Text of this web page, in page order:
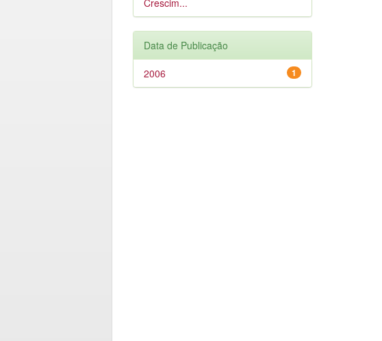
Crescim...
Data de Publicação
1
2006